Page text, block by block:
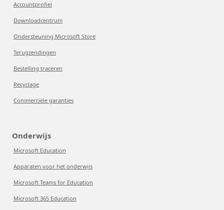
Accountprofiel
Downloadcentrum
Ondersteuning Microsoft Store
Terugzendingen
Bestelling traceren
Recyclage
Commerciële garanties
Onderwijs
Microsoft Education
Apparaten voor het onderwijs
Microsoft Teams for Education
Microsoft 365 Education